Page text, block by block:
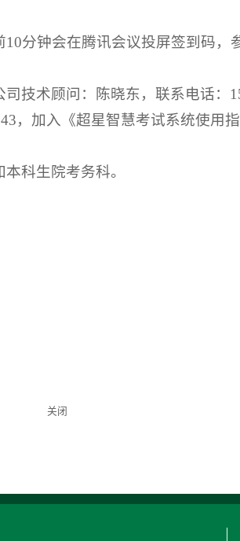
分钟会在腾讯会议投屏签到码，
技术顾问：陈晓东，联系电话：
，加入《超星智慧考试系统使用
科生院考务科。
关闭